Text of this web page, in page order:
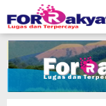
to
content